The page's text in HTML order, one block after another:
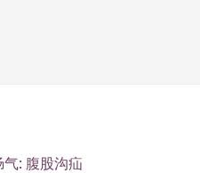
: 腹股沟疝